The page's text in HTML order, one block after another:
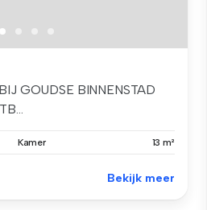
GOUDSE BINNENSTAD
Kamer 13 m²
Bekijk meer